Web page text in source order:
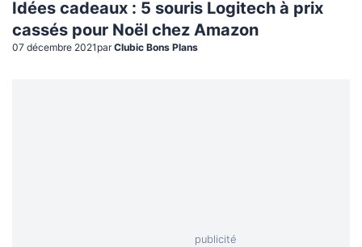
Idées cadeaux : 5 souris Logitech à prix
cassés pour Noël chez Amazon
07 décembre 2021 par Clubic Bons Plans